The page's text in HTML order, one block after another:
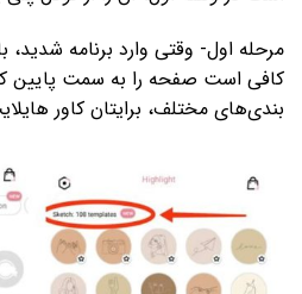
مرحله اول- وقتی وارد برنامه شدید،
کافی است صفحه را به سمت پایین
بندی­‌های مختلف، برایتان کاور